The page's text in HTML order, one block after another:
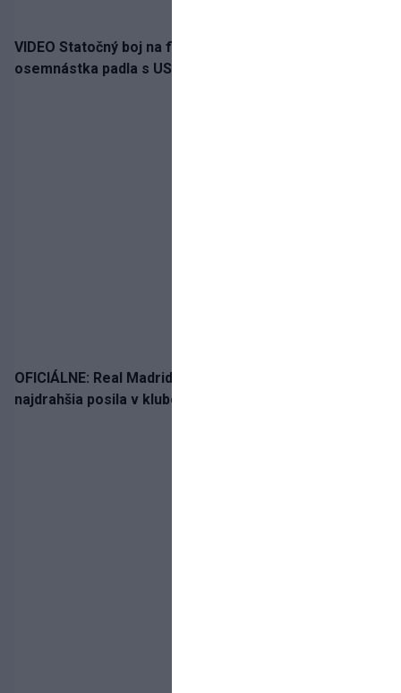
VIDEO Statočný boj na finále nestačil: Slovenská
osemnástka padla s USA a zabojuje o bronz
OFICIÁLNE: Real Madrid rozbil bank. Z Lipska prichádza
najdrahšia posila v klubovej histórii